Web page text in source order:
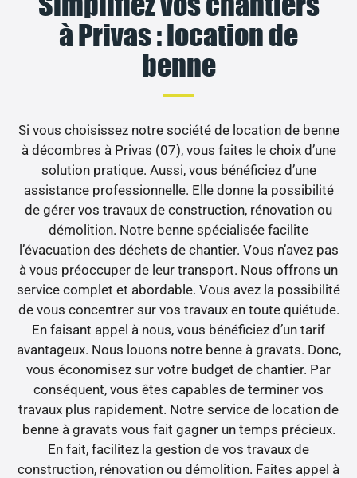
à Privas : location de
benne
Si vous choisissez notre société de location de benne
à décombres à Privas (07), vous faites le choix d’une
solution pratique. Aussi, vous bénéficiez d’une
assistance professionnelle. Elle donne la possibilité
de gérer vos travaux de construction, rénovation ou
démolition. Notre benne spécialisée facilite
l’évacuation des déchets de chantier. Vous n’avez pas
à vous préoccuper de leur transport. Nous offrons un
service complet et abordable. Vous avez la possibilité
de vous concentrer sur vos travaux en toute quiétude.
En faisant appel à nous, vous bénéficiez d’un tarif
avantageux. Nous louons notre benne à gravats. Donc,
vous économisez sur votre budget de chantier. Par
conséquent, vous êtes capables de terminer vos
travaux plus rapidement. Notre service de location de
benne à gravats vous fait gagner un temps précieux.
En fait, facilitez la gestion de vos travaux de
construction, rénovation ou démolition. Faites appel à